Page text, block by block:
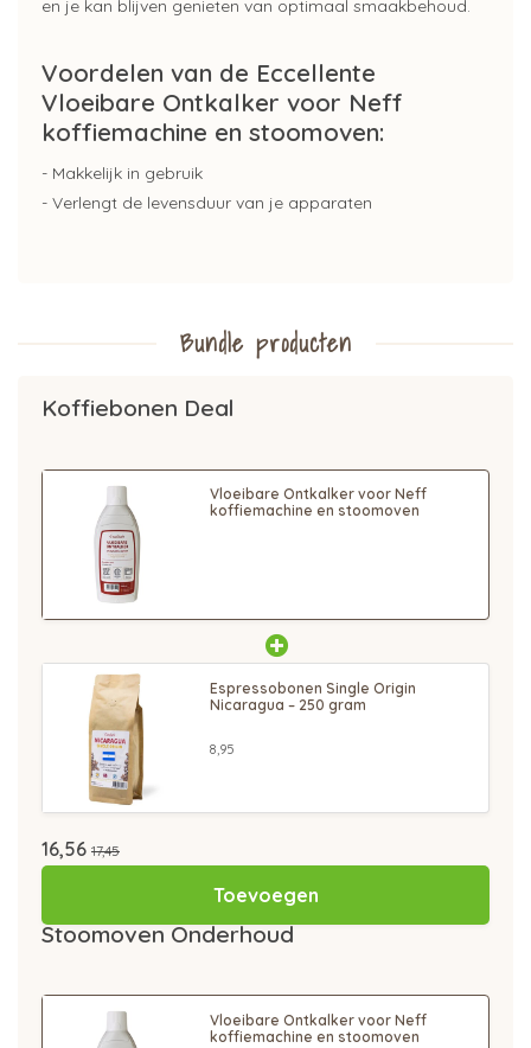
en je kan blijven genieten van optimaal smaakbehoud.
Voordelen van de Eccellente
Vloeibare Ontkalker voor Neff
koffiemachine en stoomoven:
- Makkelijk in gebruik
- Verlengt de levensduur van je apparaten
Bundle producten
Koffiebonen Deal
Vloeibare Ontkalker voor Neff
koffiemachine en stoomoven
Espressobonen Single Origin
Nicaragua – 250 gram
8,95
16,56 17,45
Toevoegen
Stoomoven Onderhoud
Vloeibare Ontkalker voor Neff
koffiemachine en stoomoven